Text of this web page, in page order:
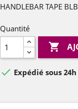
HANDLEBAR TAPE
Quantité

 Expédié sous 24h